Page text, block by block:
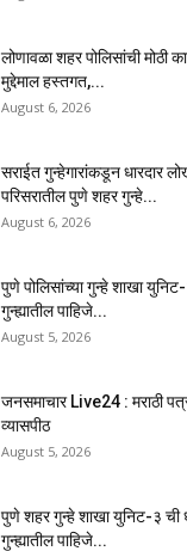
लोणावळा शहर पोलिसांची मोठी
मुद्देमाल हस्तगत,...
August 6, 2026
सराईत गुन्हेगारांकडून धारदार
परिसरातील पुणे शहर गुन्हे...
August 6, 2026
पुणे पोलिसांच्या गुन्हे शाखा
गुन्ह्यातील पाहिजे...
August 5, 2026
जनसमाचार Live24 : मराठी
व्यासपीठ
August 5, 2026
पुणे शहर गुन्हे शाखा युनिट-३ ची
गुन्ह्यातील पाहिजे...